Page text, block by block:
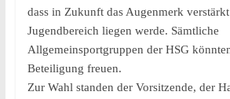
dass in Zukunft das Augenmerk
Jugendbereich liegen werde. Sämtliche
Allgemeinsportgruppen der HSG
Beteiligung freuen.
Zur Wahl standen der Vorsitzende, der